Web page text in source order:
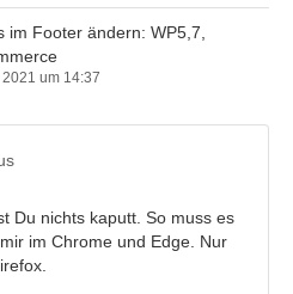
im Footer ändern: WP5,7,
um 14:37
Du nichts kaputt. So muss es
im Chrome und Edge. Nur